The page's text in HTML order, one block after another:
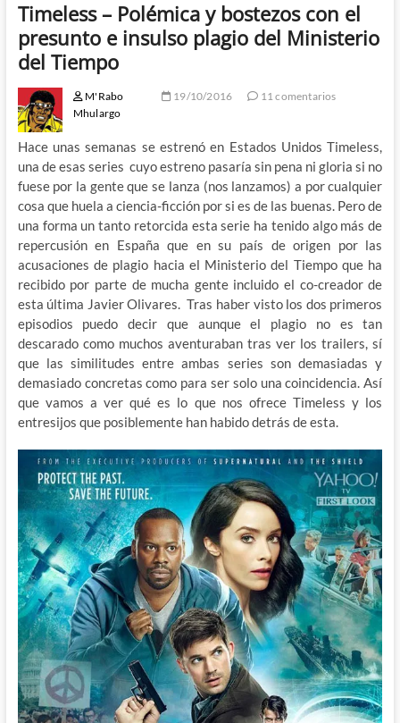
Timeless – Polémica y bostezos con el
presunto e insulso plagio del Ministerio
del Tiempo
M'Rabo
Mhulargo
19/10/2016 11 comentarios
Hace unas semanas se estrenó en Estados Unidos Timeless,
una de esas series cuyo estreno pasaría sin pena ni gloria si no
fuese por la gente que se lanza (nos lanzamos) a por cualquier
cosa que huela a ciencia-ficción por si es de las buenas. Pero de
una forma un tanto retorcida esta serie ha tenido algo más de
repercusión en España que en su país de origen por las
acusaciones de plagio hacia el Ministerio del Tiempo que ha
recibido por parte de mucha gente incluido el co-creador de
esta última Javier Olivares. Tras haber visto los dos primeros
episodios puedo decir que aunque el plagio no es tan
descarado como muchos aventuraban tras ver los trailers, sí
que las similitudes entre ambas series son demasiadas y
demasiado concretas como para ser solo una coincidencia. Así
que vamos a ver qué es lo que nos ofrece Timeless y los
entresijos que posiblemente han habido detrás de esta.